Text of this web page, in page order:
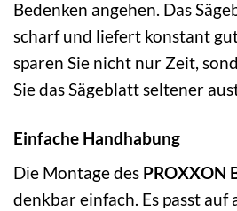
Bedenken angehen. Das
scharf und liefert konstant
sparen Sie nicht nur Zeit,
Sie das Sägeblatt seltener
Einfache Handhabung
Die Montage des PROXXON
denkbar einfach. Es passt auf